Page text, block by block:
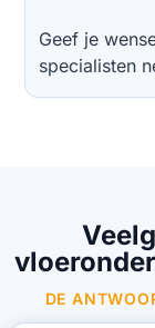
Geef je
specialisten
DE